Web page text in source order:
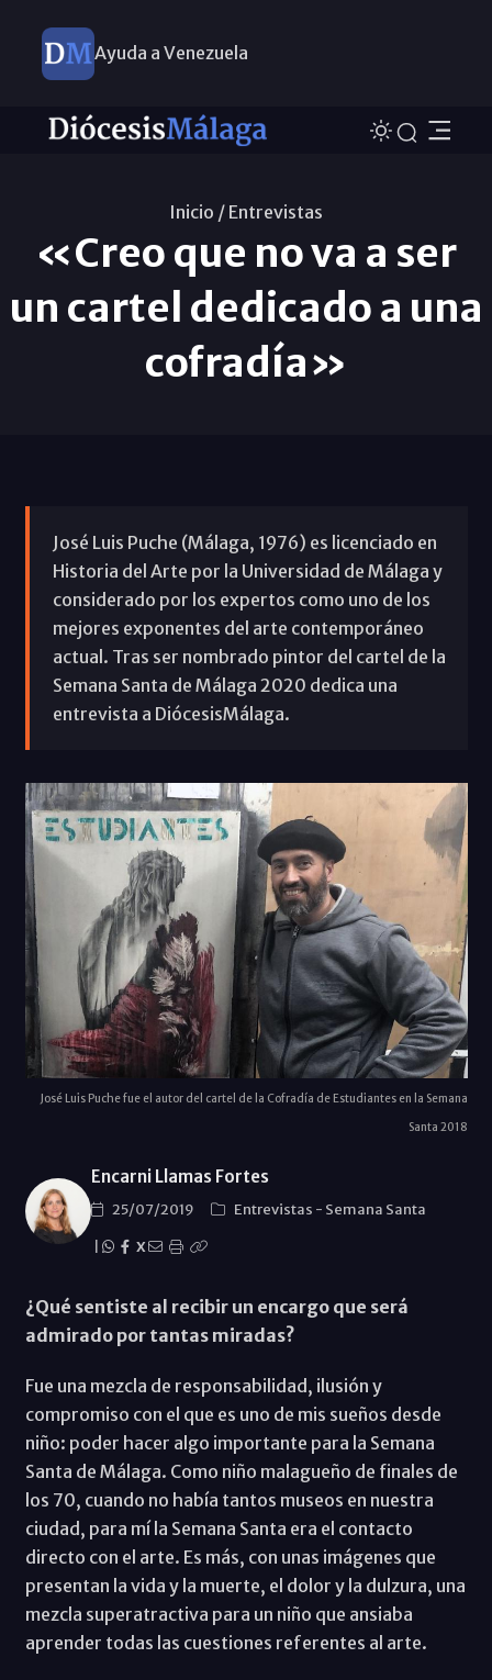
Ayuda a Venezuela
Inicio / Entrevistas
«Creo que no va a ser
un cartel dedicado a una
cofradía»
José Luis Puche (Málaga, 1976) es licenciado en
Historia del Arte por la Universidad de Málaga y
considerado por los expertos como uno de los
mejores exponentes del arte contemporáneo
actual. Tras ser nombrado pintor del cartel de la
Semana Santa de Málaga 2020 dedica una
entrevista a DiócesisMálaga.
José Luis Puche fue el autor del cartel de la Cofradía de Estudiantes en la Semana
Santa 2018
Encarni Llamas Fortes
25/07/2019 Entrevistas - Semana Santa
X
¿Qué sentiste al recibir un encargo que será
admirado por tantas miradas?
Fue una mezcla de responsabilidad, ilusión y
compromiso con el que es uno de mis sueños desde
niño: poder hacer algo importante para la Semana
Santa de Málaga. Como niño malagueño de finales de
los 70, cuando no había tantos museos en nuestra
ciudad, para mí la Semana Santa era el contacto
directo con el arte. Es más, con unas imágenes que
presentan la vida y la muerte, el dolor y la dulzura, una
mezcla superatractiva para un niño que ansiaba
aprender todas las cuestiones referentes al arte.